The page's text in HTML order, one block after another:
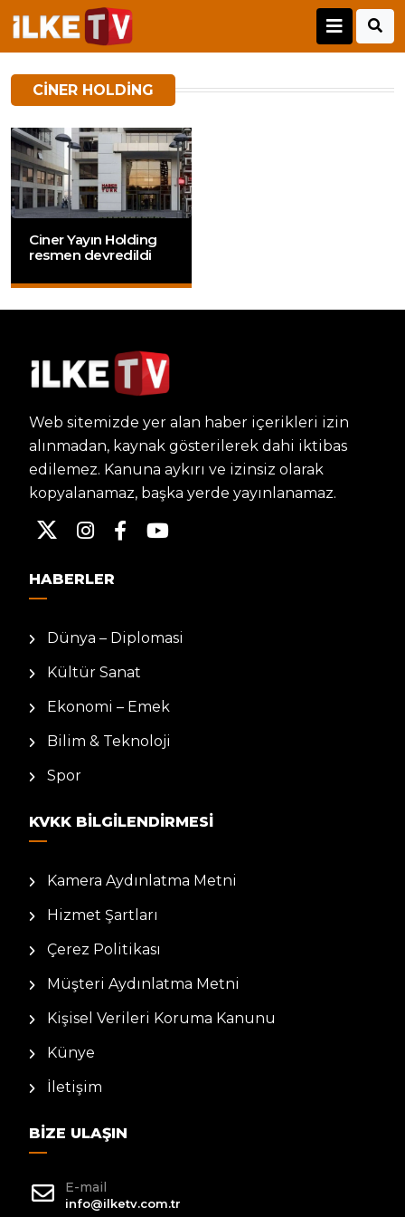
CINER HOLDING
Ciner Yayın Holding
resmen devredildi
Web sitemizde yer alan haber içerikleri izin
alınmadan, kaynak gösterilerek dahi iktibas
edilemez. Kanuna aykırı ve izinsiz olarak
kopyalanamaz, başka yerde yayınlanamaz.
HABERLER
Dünya – Diplomasi
Kültür Sanat
Ekonomi – Emek
Bilim & Teknoloji
Spor
KVKK BILGILENDIRMESI
Kamera Aydınlatma Metni
Hizmet Şartları
Çerez Politikası
Müşteri Aydınlatma Metni
Kişisel Verileri Koruma Kanunu
Künye
İletişim
BIZE ULAŞIN
E-mail
info@ilketv.com.tr